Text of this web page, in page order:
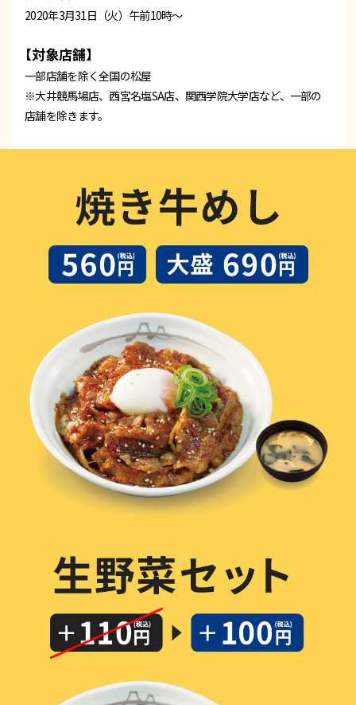
2020年3月31日（火）午前10時～
【対象店舗】
一部店舗を除く全国の松屋
※大井競馬場店、西宮名塩SA店、関西学院大学店など、一部の
店舗を除きます。